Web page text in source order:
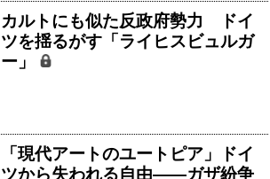
カルトにも似た反政府勢力 ドイ
ツを揺るがす「ライヒスビュルガ
ー」
「現代アートのユートピア」ドイ
ツから失われる自由――ガザ紛争